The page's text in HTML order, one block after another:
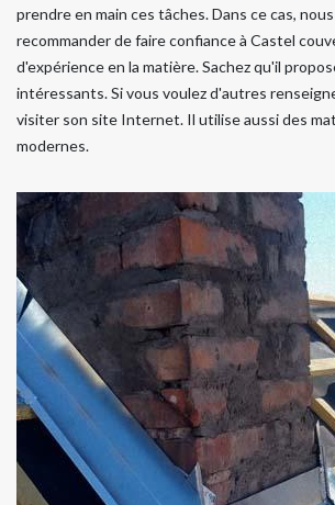
prendre en main ces tâches. Dans ce cas,
recommander de faire confiance à Castel
d'expérience en la matière. Sachez qu'il
intéressants. Si vous voulez d'autres
visiter son site Internet. Il utilise aussi des
modernes.